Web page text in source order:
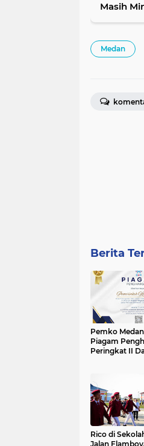
Masih
Medan
Berita
Pemko
Piagam
Peringkat II
Rico di
Jalan